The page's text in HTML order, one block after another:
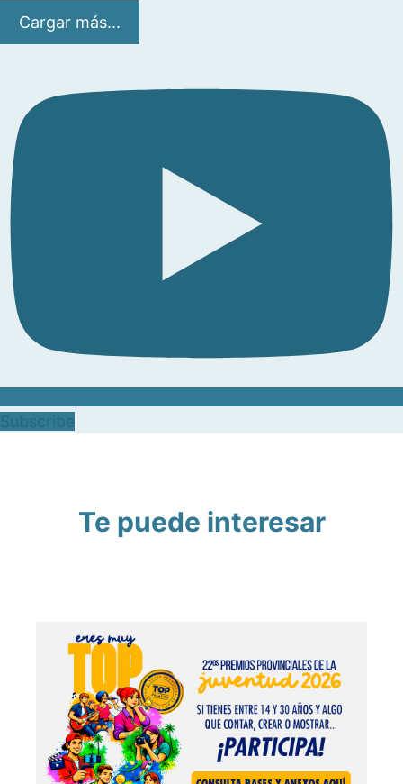
Cargar más...
Te puede interesar